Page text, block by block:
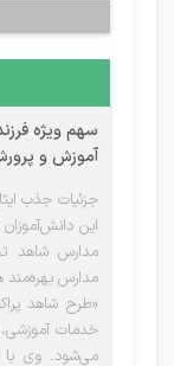
سهم ویژه
آموزش و
جزئیات جذب
این
مدارس شاهد
مدارس
«طرح شاهد
خدمات آموزشی،